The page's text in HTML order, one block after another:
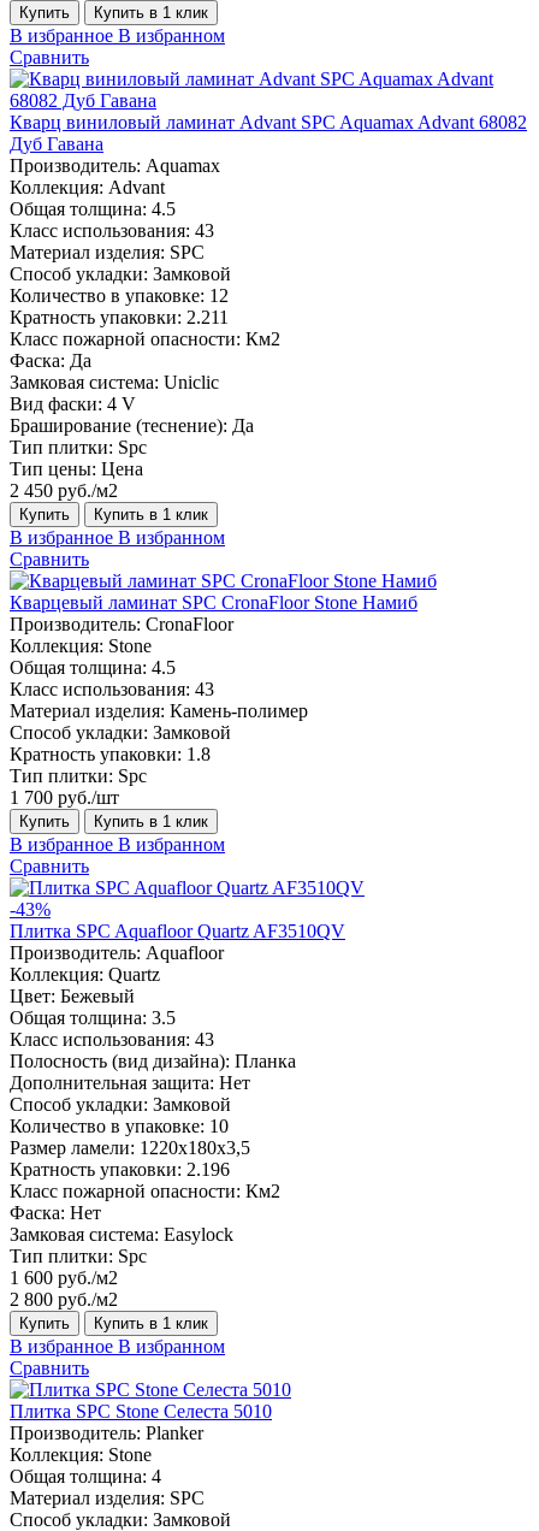
Купить Купить в 1 клик
В избранное В избранном
Сравнить
Кварц виниловый ламинат Advant SPC Aquamax Advant 68082
Дуб Гавана
Производитель: Aquamax
Коллекция: Advant
Общая толщина: 4.5
Класс использования: 43
Материал изделия: SPC
Способ укладки: Замковой
Количество в упаковке: 12
Кратность упаковки: 2.211
Класс пожарной опасности: Км2
Фаска: Да
Замковая система: Uniclic
Вид фаски: 4 V
Браширование (теснение): Да
Тип плитки: Spc
Тип цены: Цена
2 450 руб./м2
Купить Купить в 1 клик
В избранное В избранном
Сравнить
Кварцевый ламинат SPC CronaFloor Stone Намиб
Производитель: CronaFloor
Коллекция: Stone
Общая толщина: 4.5
Класс использования: 43
Материал изделия: Камень-полимер
Способ укладки: Замковой
Кратность упаковки: 1.8
Тип плитки: Spc
1 700 руб./шт
Купить Купить в 1 клик
В избранное В избранном
Сравнить
-43%
Плитка SPC Aquafloor Quartz AF3510QV
Производитель: Aquafloor
Коллекция: Quartz
Цвет: Бежевый
Общая толщина: 3.5
Класс использования: 43
Полосность (вид дизайна): Планка
Дополнительная защита: Нет
Способ укладки: Замковой
Количество в упаковке: 10
Размер ламели: 1220х180х3,5
Кратность упаковки: 2.196
Класс пожарной опасности: Км2
Фаска: Нет
Замковая система: Easylock
Тип плитки: Spc
1 600 руб./м2
2 800 руб./м2
Купить Купить в 1 клик
В избранное В избранном
Сравнить
Плитка SPC Stone Селеста 5010
Производитель: Planker
Коллекция: Stone
Общая толщина: 4
Материал изделия: SPC
Способ укладки: Замковой